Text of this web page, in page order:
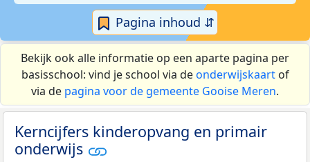
Pagina inhoud ⇵
Bekijk ook alle informatie op een aparte pagina per
basisschool: vind je school via deonderwijskaartof
via de pagina voor de gemeente Gooise Meren.
Kerncijfers kinderopvang en primair
onderwijs